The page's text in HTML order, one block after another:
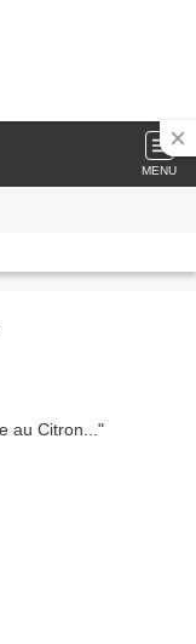
MENU